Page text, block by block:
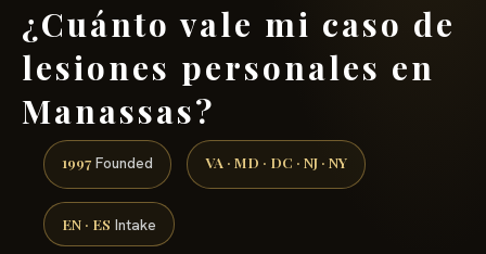
¿Cuánto vale mi caso de
lesiones personales en
Manassas?
1997 Founded VA · MD · DC · NJ · NY
EN · ES Intake